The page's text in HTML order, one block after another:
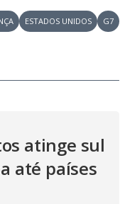
ESTADOS UNIDOS G7
atinge sul
até países